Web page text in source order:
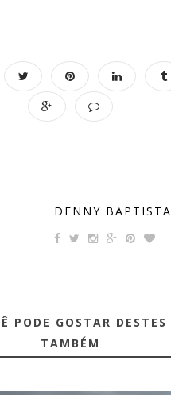
DENNY BAPTISTA
PODE GOSTAR DESTES
TAMBÉM